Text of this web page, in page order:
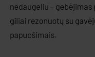
nedaugeliu –
giliai rezonuotų su
papuošimais.